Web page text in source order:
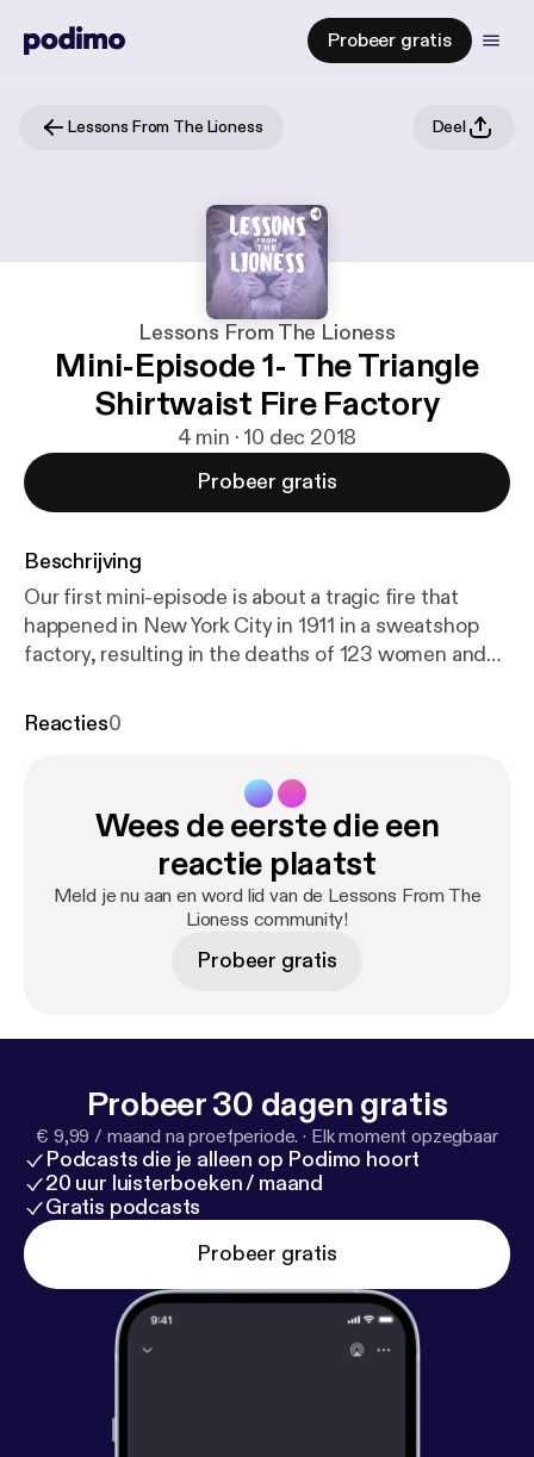
Probeer gratis
Lessons From The Lioness Deel
Lessons From The Lioness
Mini-Episode 1- The Triangle
Shirtwaist Fire Factory
4 min · 10 dec 2018
Probeer gratis
Beschrijving
Our first mini-episode is about a tragic fire that
happened in New York City in 1911 in a sweatshop
factory, resulting in the deaths of 123 women and
involvement, new working conditions were fought
Reacties0
Wees de eerste die een
reactie plaatst
Meld je nu aan en word lid van de Lessons From The
Lioness community!
Probeer gratis
Probeer 30 dagen gratis
€ 9,99 / maand na proefperiode. · Elk moment opzegbaar
Podcasts die je alleen op Podimo hoort
20 uur luisterboeken / maand
Gratis podcasts
Probeer gratis